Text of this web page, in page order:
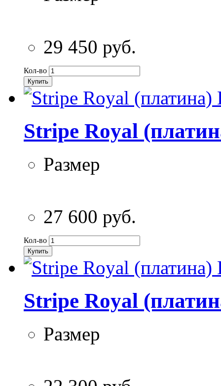
29 450 руб.
Кол-во
Купить
Stripe Royal
Размер
27 600 руб.
Кол-во
Купить
Stripe Royal
Размер